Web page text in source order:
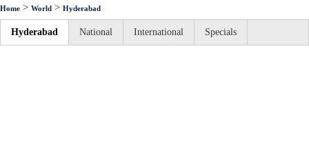
Home > World > Hyderabad
Hyderabad National International Specials